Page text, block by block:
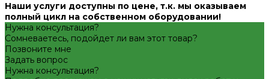
Наши услуги доступны по цене, т.к. мы оказываем
полный цикл на собственном оборудовании!
Нужна консультация?
Сомневаетесь, подойдет ли вам этот товар?
Позвоните мне
Задать вопрос
Нужна консультация?